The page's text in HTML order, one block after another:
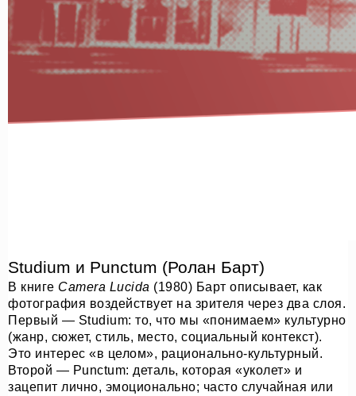
Studium и Punctum (Ролан Барт)
В книге Camera Lucida (1980) Барт описывает, как
фотография воздействует на зрителя через два слоя.
Первый — Studium: то, что мы «понимаем» культурно
(жанр, сюжет, стиль, место, социальный контекст).
Это интерес «в целом», рационально-культурный.
Второй — Punctum: деталь, которая «уколет» и
зацепит лично, эмоционально; часто случайная или